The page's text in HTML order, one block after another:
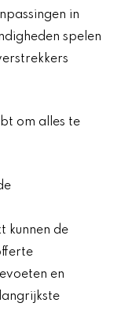
in
spelen
om alles te
kunnen de
en